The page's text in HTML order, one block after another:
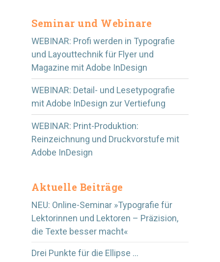
Seminar und Webinare
WEBINAR: Profi werden in Typografie
und Layouttechnik für Flyer und
Magazine mit Adobe InDesign
WEBINAR: Detail- und Lesetypografie
mit Adobe InDesign zur Vertiefung
WEBINAR: Print-Produktion:
Reinzeichnung und Druckvorstufe mit
Adobe InDesign
Aktuelle Beiträge
NEU: Online-Seminar »Typografie für
Lektorinnen und Lektoren – Präzision,
die Texte besser macht«
Drei Punkte für die Ellipse …